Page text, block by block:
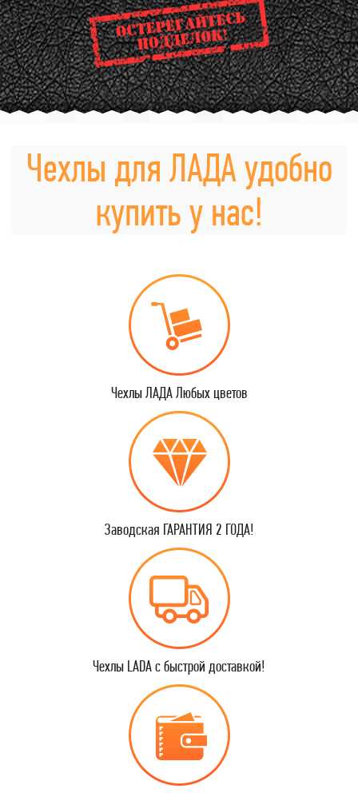
Чехлы для ЛАДА удобно
купить у нас!
Чехлы ЛАДА Любых цветов
Заводская ГАРАНТИЯ 2 ГОДА!
Чехлы LADA с быстрой доставкой!